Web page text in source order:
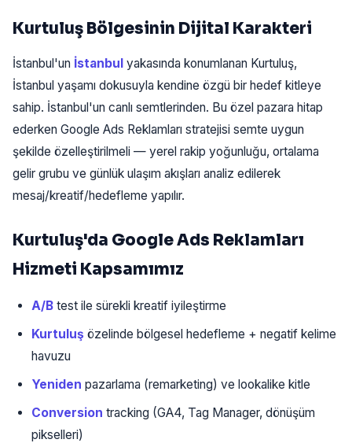
Kurtuluş Bölgesinin Dijital Karakteri
İstanbul'un İstanbul yakasında konumlanan Kurtuluş,
İstanbul yaşamı dokusuyla kendine özgü bir hedef kitleye
sahip. İstanbul'un canlı semtlerinden. Bu özel pazara hitap
ederken Google Ads Reklamları stratejisi semte uygun
şekilde özelleştirilmeli — yerel rakip yoğunluğu, ortalama
gelir grubu ve günlük ulaşım akışları analiz edilerek
mesaj/kreatif/hedefleme yapılır.
Kurtuluş'da Google Ads Reklamları
Hizmeti Kapsamımız
A/B test ile sürekli kreatif iyileştirme
Kurtuluş özelinde bölgesel hedefleme + negatif kelime
havuzu
Yeniden pazarlama (remarketing) ve lookalike kitle
Conversion tracking (GA4, Tag Manager, dönüşüm
pikselleri)